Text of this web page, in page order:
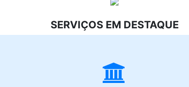
SERVIÇOS EM DESTAQUE